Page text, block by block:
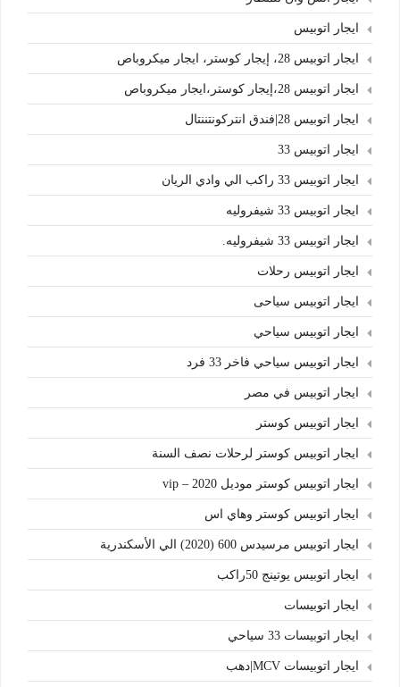
ايجار اتوبيس
ايجار اتوبيس 28، إيجار كوستر، ايجار ميكروباص
ايجار اتوبيس 28،إيجار كوستر،ايجار ميكروباص
ايجار اتوبيس 28|فندق انتركونتننتال
ايجار اتوبيس 33
ايجار اتوبيس 33 راكب الي وادي الريان
ايجار اتوبيس 33 شيفروليه
ايجار اتوبيس 33 شيفروليه.
ايجار اتوبيس رحلات
ايجار اتوبيس سياحى
ايجار اتوبيس سياحي
ايجار اتوبيس سياحي فاخر 33 فرد
ايجار اتوبيس في مصر
ايجار اتوبيس كوستر
ايجار اتوبيس كوستر لرحلات نصف السنة
ايجار اتوبيس كوستر موديل 2020 – vip
ايجار اتوبيس كوستر وهاي اس
ايجار اتوبيس مرسيدس 600 (2020) الي الأسكندرية
ايجار اتوبيس يوتينج 50راكب
ايجار اتوبيسات
ايجار اتوبيسات 33 سياحي
ايجار اتوبيسات MCV|دهب